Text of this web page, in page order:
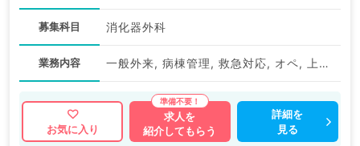
募集科目 消化器外科
業務内容 一般外来, 病棟管理, 救急対応, オペ, 上部内視鏡検査（ＧＦ）
お気に入り
求人を
紹介してもらう
詳細を
見る